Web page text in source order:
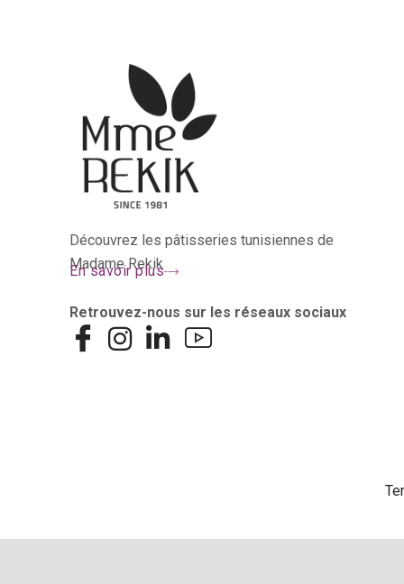
Découvrez les pâtisseries tunisiennes de
Madame Rekik
En savoir plus
Retrouvez-nous sur les réseaux sociaux